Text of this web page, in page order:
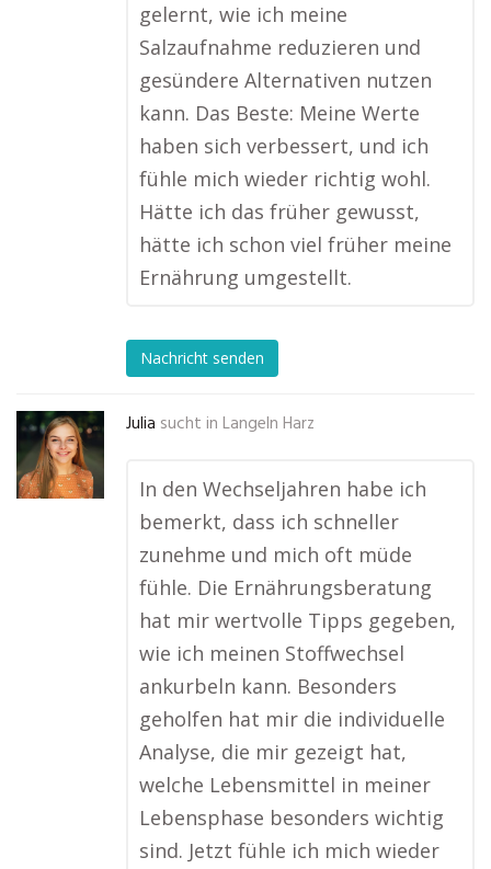
gelernt, wie ich meine
Salzaufnahme reduzieren und
gesündere Alternativen nutzen
kann. Das Beste: Meine Werte
haben sich verbessert, und ich
fühle mich wieder richtig wohl.
Hätte ich das früher gewusst,
hätte ich schon viel früher meine
Ernährung umgestellt.
Nachricht senden
Julia sucht in Langeln Harz
In den Wechseljahren habe ich
bemerkt, dass ich schneller
zunehme und mich oft müde
fühle. Die Ernährungsberatung
hat mir wertvolle Tipps gegeben,
wie ich meinen Stoffwechsel
ankurbeln kann. Besonders
geholfen hat mir die individuelle
Analyse, die mir gezeigt hat,
welche Lebensmittel in meiner
Lebensphase besonders wichtig
sind. Jetzt fühle ich mich wieder